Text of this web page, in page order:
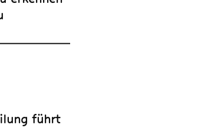
führt